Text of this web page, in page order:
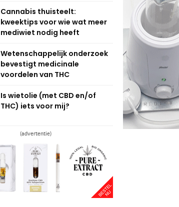
Cannabis thuisteelt:
kweektips voor wie wat meer
mediwiet nodig heeft
Wetenschappelijk onderzoek
bevestigt medicinale
voordelen van THC
Is wietolie (met CBD en/of
THC) iets voor mij?
(advertentie)